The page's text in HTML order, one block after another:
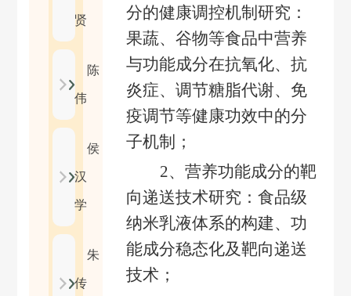
贤
陈
伟
侯
汉
学
朱
传
分的健康调控机制研究：
果蔬、谷物等食品中营养
与功能成分在抗氧化、抗
炎症、调节糖脂代谢、免
疫调节等健康功效中的分
子机制；
2、营养功能成分的靶
向递送技术研究：食品级
纳米乳液体系的构建、功
能成分稳态化及靶向递送
技术；